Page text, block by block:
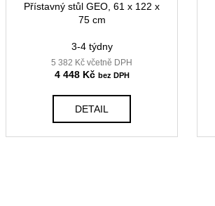
Přístavný stůl GEO, 61 x 122 x
75 cm
3-4 týdny
5 382 Kč včetně DPH
4 448 Kč
DETAIL